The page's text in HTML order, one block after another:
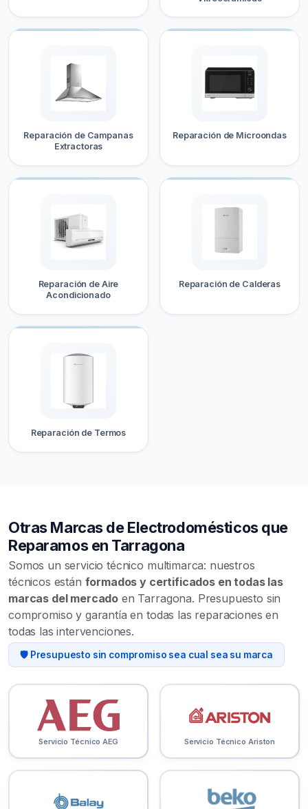
Reparación de Campanas
Extractoras
Reparación de Microondas
Reparación de Aire
Acondicionado
Reparación de Calderas
Reparación de Termos
Otras Marcas de Electrodomésticos que
Reparamos en Tarragona
Somos un servicio técnico multimarca: nuestros
técnicos están formados y certificados en todas las
marcas del mercado en Tarragona. Presupuesto sin
compromiso y garantía en todas las reparaciones en
todas las intervenciones.
🛡️ Presupuesto sin compromiso sea cual sea su marca
Servicio Técnico AEG Servicio Técnico Ariston